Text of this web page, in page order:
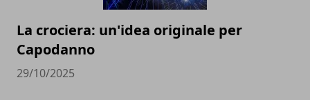
La crociera: un'idea originale per
Capodanno
29/10/2025